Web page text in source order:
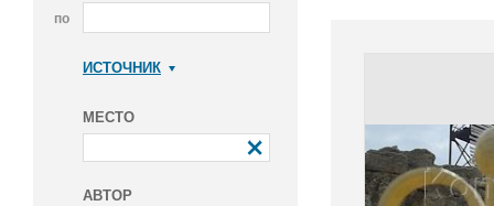
по
ИСТОЧНИК
МЕСТО
АВТОР